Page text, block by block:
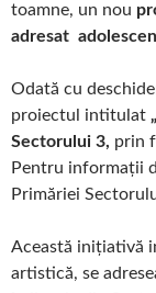
toamne, un nou
adresat
Odată cu
proiectul intitulat
Sectorului 3, prin
Pentru informații
Primăriei
Această inițiativă
artistică, se